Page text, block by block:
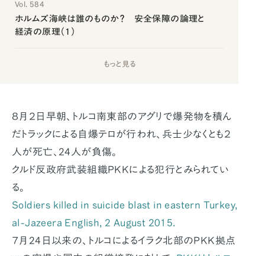
Vol. 584
ホルムズ海峡は誰のものか？ 安全保障の論理と
経済の原理（1）
もっと見る
８月２日早朝、トルコ南東部のアグリで爆発物を積ん
だトラックによる自爆テロが行われ、兵士少なくとも２
人が死亡、24人が負傷。
クルド反政府武装組織PKKによる犯行とみられてい
る。
Soldiers killed in suicide blast in eastern Turkey,
al-Jazeera English, 2 August 2015.
７月24日以来の、トルコによるイラク北部のPKK拠点